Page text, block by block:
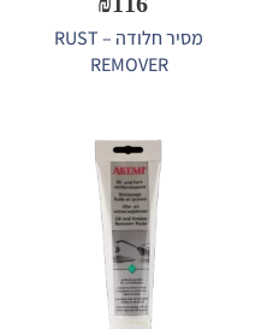
מסיר חלודה – RUST
REMOVER